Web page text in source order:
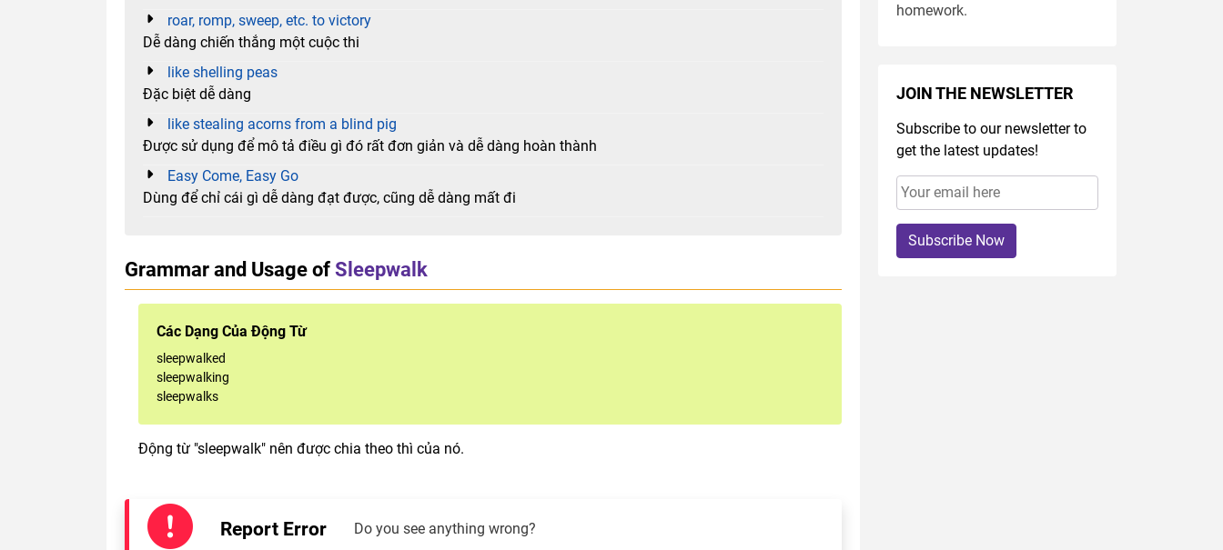
roar, romp, sweep, etc. to victory
Dễ dàng chiến thắng một cuộc thi
like shelling peas
Đặc biệt dễ dàng
like stealing acorns from a blind pig
Được sử dụng để mô tả điều gì đó rất đơn giản và dễ dàng hoàn thành
Easy Come, Easy Go
Dùng để chỉ cái gì dễ dàng đạt được, cũng dễ dàng mất đi
Grammar and Usage ofSleepwalk
Các Dạng Của Động Từ
sleepwalked
sleepwalking
sleepwalks
Động từ "sleepwalk" nên được chia theo thì của nó.
Report Error Do you see anything wrong?
homework.
JOIN THE NEWSLETTER
Subscribe to our newsletter to
get the latest updates!
Subscribe Now